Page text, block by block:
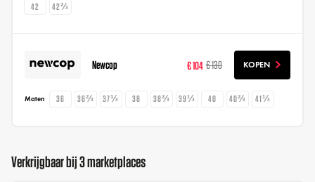
42
42⅔
Newcop € 104 € 130 KOPEN
Maten 36 36⅔ 37⅓ 38 38⅔ 39⅓ 40 40⅔ 41⅓
Verkrijgbaar bij 3 marketplaces